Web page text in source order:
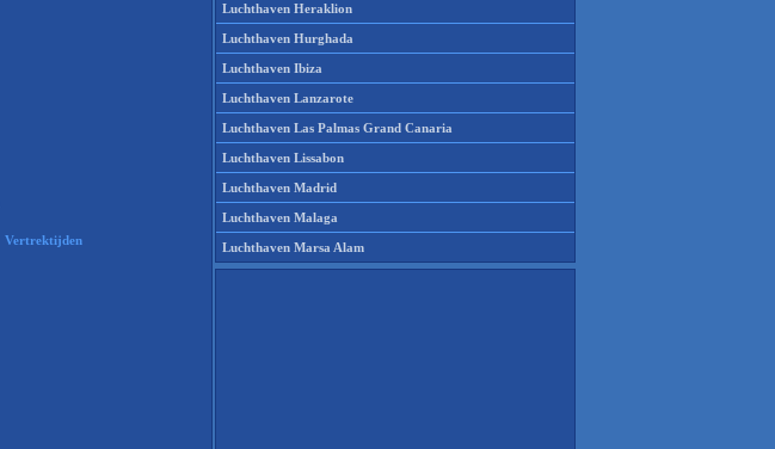
Vertrektijden
Luchthaven Heraklion
Luchthaven Hurghada
Luchthaven Ibiza
Luchthaven Lanzarote
Luchthaven Las Palmas Grand Canaria
Luchthaven Lissabon
Luchthaven Madrid
Luchthaven Malaga
Luchthaven Marsa Alam